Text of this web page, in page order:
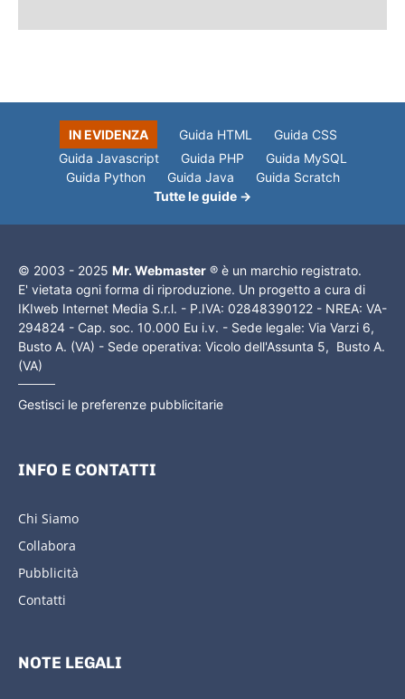
IN EVIDENZA Guida HTML
Guida CSS
Guida Javascript
Guida PHP
Guida MySQL
Guida Python
Guida Java
Guida Scratch
Tutte le guide →
© 2003 - 2025 Mr. Webmaster ® è un marchio registrato.
E' vietata ogni forma di riproduzione. Un progetto a cura di
IKIweb Internet Media S.r.l. - P.IVA: 02848390122 - NREA: VA-
294824 - Cap. soc. 10.000 Eu i.v. - Sede legale: Via Varzi 6,
Busto A. (VA) - Sede operativa: Vicolo dell'Assunta 5, Busto A.
(VA)
Gestisci le preferenze pubblicitarie
INFO E CONTATTI
Chi Siamo
Collabora
Pubblicità
Contatti
NOTE LEGALI